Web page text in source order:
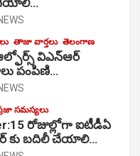
తాజా వార్తలు తెలంగాణ
విఎన్ఆర్
పంపిణి…
సమస్యలు
రోజుల్లోగా ఐటీడీఏ
కు బదిలీ చేయాలి…